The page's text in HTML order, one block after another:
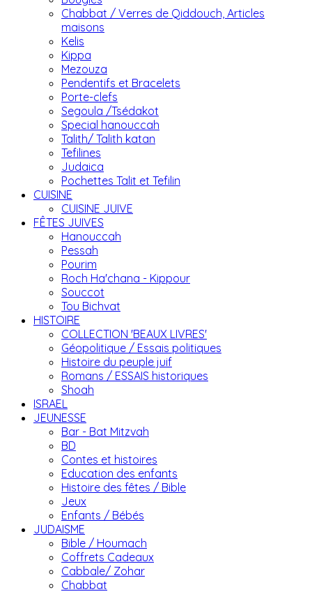
Chabbat / Verres de Qiddouch, Articles
maisons
Kelis
Kippa
Mezouza
Pendentifs et Bracelets
Porte-clefs
Segoula /Tsédakot
Special hanouccah
Talith/ Talith katan
Tefilines
Judaica
Pochettes Talit et Tefilin
CUISINE
CUISINE JUIVE
FÊTES JUIVES
Hanouccah
Pessah
Pourim
Roch Ha'chana - Kippour
Souccot
Tou Bichvat
HISTOIRE
COLLECTION 'BEAUX LIVRES'
Géopolitique / Essais politiques
Histoire du peuple juif
Romans / ESSAIS historiques
Shoah
ISRAEL
JEUNESSE
Bar - Bat Mitzvah
BD
Contes et histoires
Education des enfants
Histoire des fêtes / Bible
Jeux
Enfants / Bébés
JUDAISME
Bible / Houmach
Coffrets Cadeaux
Cabbale/ Zohar
Chabbat